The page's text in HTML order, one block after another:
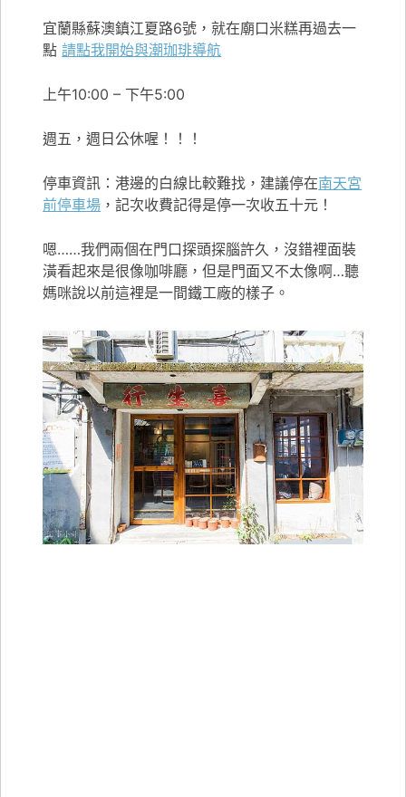
宜蘭縣蘇澳鎮江夏路6號，就在廟口米糕再過去一
點請點我開始與潮珈琲導航
上午10:00 – 下午5:00
週五，週日公休喔！！！
停車資訊：港邊的白線比較難找，建議停在南天宮
前停車場 ，記次收費記得是停一次收五十元！
嗯……我們兩個在門口探頭探腦許久，沒錯裡面裝
潢看起來是很像咖啡廳，但是門面又不太像啊…聽
媽咪說以前這裡是一間鐵工廠的樣子。